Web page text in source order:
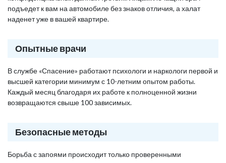
подъедет к вам на автомобиле без знаков отличия, а халат
наденет уже в вашей квартире.
Опытные врачи
В службе «Спасение» работают психологи и наркологи первой и
высшей категории минимум с 10-летним опытом работы.
Каждый месяц благодаря их работе к полноценной жизни
возвращаются свыше 100 зависимых.
Безопасные методы
Борьба с запоями происходит только проверенными